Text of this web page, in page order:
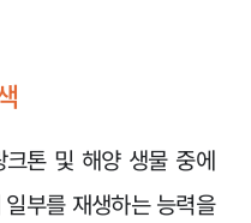
톤 및 해양 생물 중에
부를 재생하는 능력을